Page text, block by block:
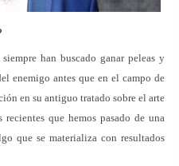
han buscado ganar peleas y
enemigo antes que en el campo de
en su antiguo tratado sobre el arte
que hemos pasado de una
que se materializa con resultados